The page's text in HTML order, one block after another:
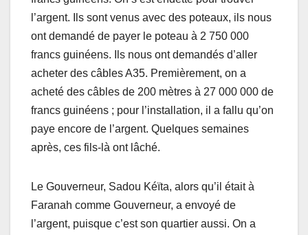
l’argent. Ils sont venus avec des poteaux, ils nous
ont demandé de payer le poteau à 2 750 000
francs guinéens. Ils nous ont demandés d’aller
acheter des câbles A35. Premièrement, on a
acheté des câbles de 200 mètres à 27 000 000 de
francs guinéens ; pour l’installation, il a fallu qu’on
paye encore de l’argent. Quelques semaines
après, ces fils-là ont lâché.
Le Gouverneur, Sadou Kéïta, alors qu’il était à
Faranah comme Gouverneur, a envoyé de
l’argent, puisque c’est son quartier aussi. On a